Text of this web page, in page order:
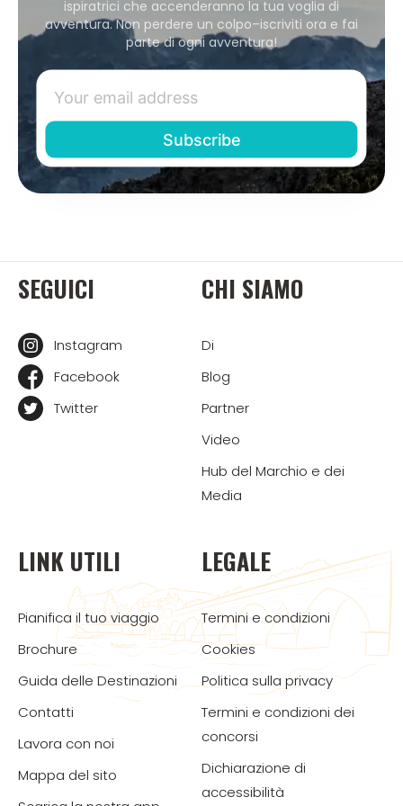
ispiratrici che accenderanno la tua voglia di
avventura. Non perdere un colpo–iscriviti ora e fai
parte di ogni avventura!
SEGUICI
Instagram
Facebook
Twitter
CHI SIAMO
Di
Blog
Partner
Video
Hub del Marchio e dei
Media
LINK UTILI
Pianifica il tuo viaggio
Brochure
Guida delle Destinazioni
Contatti
Lavora con noi
Mappa del sito
LEGALE
Termini e condizioni
Cookies
Politica sulla privacy
Termini e condizioni dei
concorsi
Dichiarazione di
accessibilità